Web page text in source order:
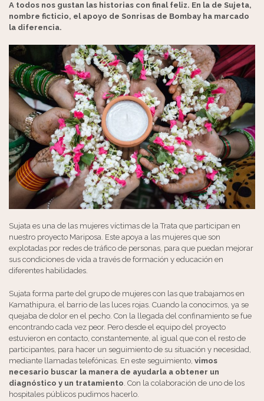
A todos nos gustan las historias con final feliz. En la de Sujeta,
nombre ficticio, el apoyo de Sonrisas de Bombay ha marcado
la diferencia.
Sujata es una de las mujeres víctimas de la Trata que participan en
nuestro proyecto Mariposa. Este apoya a las mujeres que son
explotadas por redes de tráfico de personas, para que puedan mejorar
sus condiciones de vida a través de formación y educación en
diferentes habilidades.
Sujata forma parte del grupo de mujeres con las que trabajamos en
Kamathipura, el barrio de las luces rojas. Cuando la conocimos, ya se
quejaba de dolor en el pecho. Con la llegada del confinamiento se fue
encontrando cada vez peor. Pero desde el equipo del proyecto
estuvieron en contacto, constantemente, al igual que con el resto de
participantes, para hacer un seguimiento de su situación y necesidad,
mediante llamadas telefónicas. En este seguimiento, vimos
necesario buscar la manera de ayudarla a obtener un
diagnóstico y un tratamiento. Con la colaboración de uno de los
hospitales públicos pudimos hacerlo.